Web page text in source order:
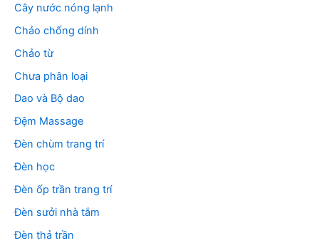
Cây nước nóng lạnh
Chảo chống dính
Chảo từ
Chưa phân loại
Dao và Bộ dao
Đệm Massage
Đèn chùm trang trí
Đèn học
Đèn ốp trần trang trí
Đèn sưởi nhà tắm
Đèn thả trần